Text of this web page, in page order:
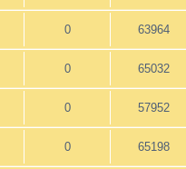
0 63964
0 65032
0 57952
0 65198